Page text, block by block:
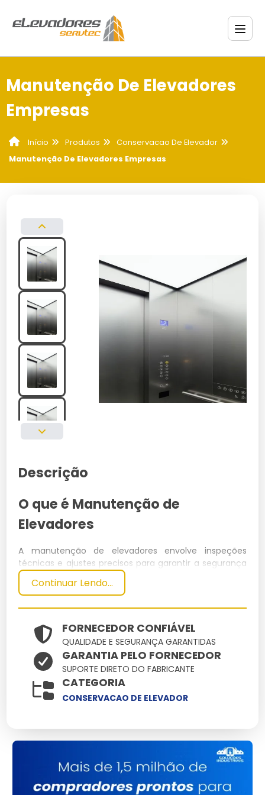
Manutenção De Elevadores
Empresas
Início Produtos
Conservacao De Elevador
Manutenção De Elevadores Empresas
Descrição
O que é Manutenção de
Elevadores
A manutenção de elevadores envolve inspeções
técnicas e ajustes precisos para garantir a segurança
e o funcionamento eficiente dos sistemas de
elevação. Essencial para prevenir falhas, ela abrange
Especificações Técnicas
Dimensões
(cm)
Peso
(kg)
MaterialCapacidade
200 x 150 x
1500
Aço
1000 kg
Principais Características e
Benefícios
Segurança Avançada:Sistemas de travamento
Continuar Lendo...
FORNECEDOR CONFIÁVEL
QUALIDADE E SEGURANÇA GARANTIDAS
GARANTIA PELO FORNECEDOR
SUPORTE DIRETO DO FABRICANTE
CATEGORIA
CONSERVACAO DE ELEVADOR